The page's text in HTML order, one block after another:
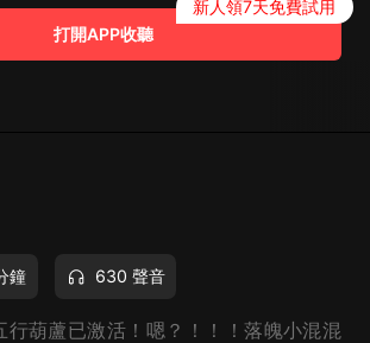
打開APP收聽
新人領7天免費試用
鐘 630 聲音
行葫蘆已激活！嗯？！！！落魄小混混